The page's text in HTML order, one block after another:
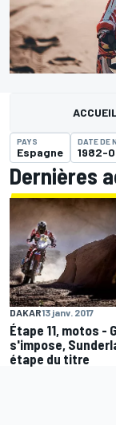
PAYS
Espagne
DATE DE
1982-
Dernières
DAKAR13 janv. 2017
Étape 11, motos -
s'impose,
étape du titre